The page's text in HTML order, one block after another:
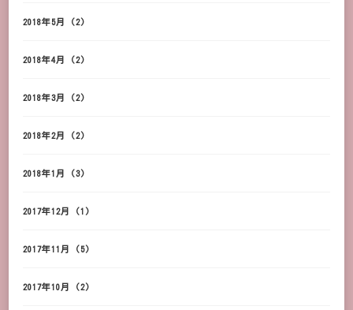
2018年5月 (2)
2018年4月 (2)
2018年3月 (2)
2018年2月 (2)
2018年1月 (3)
2017年12月 (1)
2017年11月 (5)
2017年10月 (2)